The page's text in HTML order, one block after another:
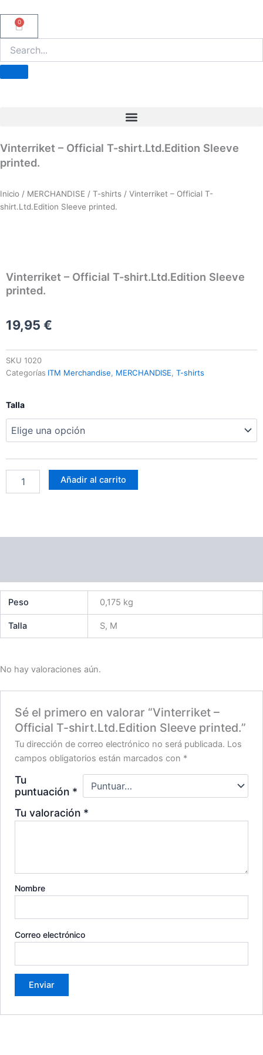
0
Carrito
Vinterriket – Official T-shirt.Ltd.Edition Sleeve
printed.
Inicio / MERCHANDISE / T-shirts / Vinterriket – Official T-
shirt.Ltd.Edition Sleeve printed.
Vinterriket – Official T-shirt.Ltd.Edition Sleeve
printed.
19,95 €
SKU 1020
Categorías ITM Merchandise MERCHANDISE T-shirts
Talla
Vinterriket
Official
T-
Sleeve
printed.
cantidad
Añadir al carrito
Peso 0,175 kg
Talla S, M
No hay valoraciones aún.
Sé el primero en valorar “Vinterriket –
Official T-shirt.Ltd.Edition Sleeve printed.”
Tu dirección de correo electrónico no será publicada. Los
campos obligatorios están marcados con *
Tu
puntuación *
Tu valoración *
Nombre
Correo electrónico